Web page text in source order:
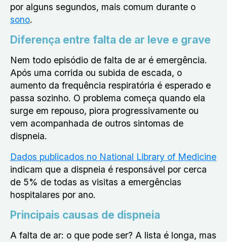
por alguns segundos, mais comum durante o
sono.
Diferença entre falta de ar leve e grave
Nem todo episódio de falta de ar é emergência.
Após uma corrida ou subida de escada, o
aumento da frequência respiratória é esperado e
passa sozinho. O problema começa quando ela
surge em repouso, piora progressivamente ou
vem acompanhada de outros sintomas de
dispneia.
Dados publicados no National Library of Medicine
indicam que a dispneia é responsável por cerca
de 5% de todas as visitas a emergências
hospitalares por ano.
Principais causas de dispneia
A falta de ar: o que pode ser? A lista é longa, mas